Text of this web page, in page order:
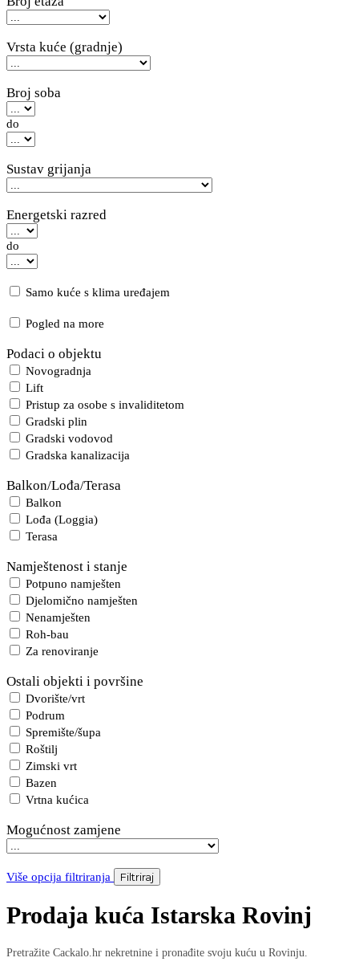
Vrsta kuće (gradnje)
Broj soba
do
Sustav grijanja
Energetski razred
do
Samo kuće s klima uređajem
Pogled na more
Podaci o objektu
Novogradnja
Lift
Pristup za osobe s invaliditetom
Gradski plin
Gradski vodovod
Gradska kanalizacija
Balkon/Lođa/Terasa
Balkon
Lođa (Loggia)
Terasa
Namještenost i stanje
Potpuno namješten
Djelomično namješten
Nenamješten
Roh-bau
Za renoviranje
Ostali objekti i površine
Dvorište/vrt
Podrum
Spremište/šupa
Roštilj
Zimski vrt
Bazen
Vrtna kućica
Mogućnost zamjene
Više opcija filtriranja Filtriraj
Prodaja kuća Istarska Rovinj
Pretražite Cackalo.hr nekretnine i pronađite svoju kuću u Rovinju.